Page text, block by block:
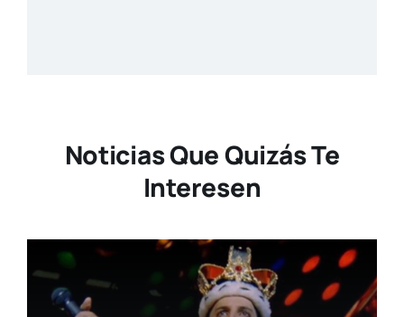
Noticias Que Quizás Te
Interesen